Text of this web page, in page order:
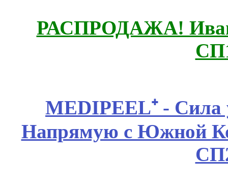
РАСПРОДАЖА!
MEDIPEEL⁺ - Сила
Напрямую с Южной